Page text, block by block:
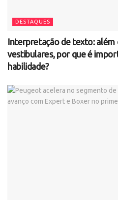
DESTAQUES
Interpretação de texto: além
vestibulares, por que é
habilidade?